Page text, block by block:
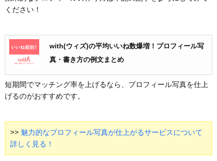
ください！
with(ウィズ)の平均いいね数爆増！プロフィール写
真・書き方の例文まとめ
短期間でマッチング率を上げるなら、プロフィール写真を仕上
げるのがおすすめです。
>> 魅力的なプロフィール写真が仕上がるサービスについて
詳しく見る！